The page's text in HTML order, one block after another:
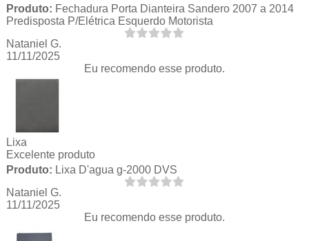
Produto: Fechadura Porta Dianteira Sandero 2007 a 2014
Predisposta P/Elétrica Esquerdo Motorista
Nataniel G.
11/11/2025
Eu recomendo esse produto.
Lixa
Excelente produto
Produto: Lixa D'agua g-2000 DVS
Nataniel G.
11/11/2025
Eu recomendo esse produto.